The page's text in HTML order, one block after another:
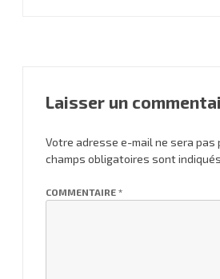
Laisser un
Votre adresse e-mail ne sera pas
champs obligatoires sont
COMMENTAIRE *